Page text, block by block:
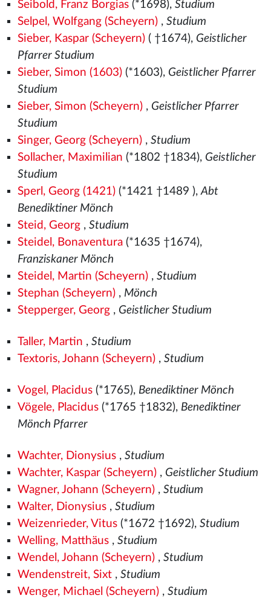
Seibold, Franz Borgias(*1698), Studium
Selpel, Wolfgang (Scheyern), Studium
Sieber, Kaspar (Scheyern)( †1674), Geistlicher
Pfarrer Studium
Sieber, Simon (1603)(*1603), Geistlicher Pfarrer
Studium
Sieber, Simon (Scheyern), Geistlicher Pfarrer
Studium
Singer, Georg (Scheyern), Studium
Sollacher, Maximilian (*1802 †1834), Geistlicher
Studium
Sperl, Georg (1421)(*1421 †1489 ),Abt
Benediktiner Mönch
Steid, Georg, Studium
Steidel, Bonaventura(*1635 †1674),
Franziskaner Mönch
Steidel, Martin (Scheyern), Studium
Stephan (Scheyern), Mönch
Stepperger, Georg, Geistlicher Studium
Taller, Martin , Studium
Textoris, Johann (Scheyern), Studium
Vogel, Placidus(*1765), Benediktiner Mönch
Vögele, Placidus(*1765 †1832), Benediktiner
Mönch Pfarrer
Wachter, Dionysius, Studium
Wachter, Kaspar (Scheyern), Geistlicher Studium
Wagner, Johann (Scheyern), Studium
Walter, Dionysius, Studium
Weizenrieder, Vitus(*1672 †1692), Studium
Welling, Matthäus, Studium
Wendel, Johann (Scheyern), Studium
Wendenstreit, Sixt, Studium
Wenger, Michael (Scheyern), Studium